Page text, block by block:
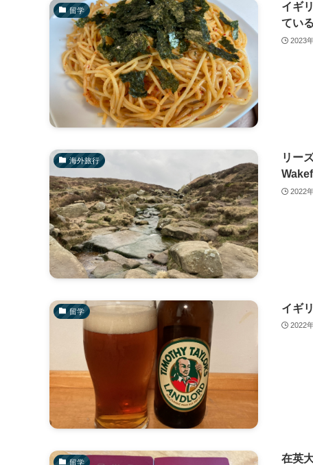
留学
イギ
てい
2023
海外旅行
リー
2022
留学 イギ
2022
留学
在英